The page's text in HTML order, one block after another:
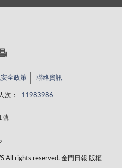
全政策 聯絡資訊
次：
11983986
號
All rights reserved. 金門日報 版權